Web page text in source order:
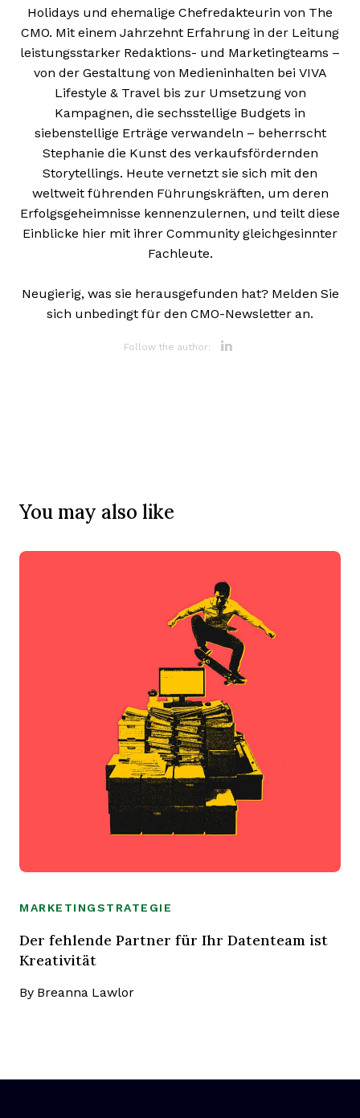
Holidays und ehemalige Chefredakteurin von The
CMO. Mit einem Jahrzehnt Erfahrung in der Leitung
leistungsstarker Redaktions- und Marketingteams –
von der Gestaltung von Medieninhalten bei VIVA
Lifestyle & Travel bis zur Umsetzung von
Kampagnen, die sechsstellige Budgets in
siebenstellige Erträge verwandeln – beherrscht
Stephanie die Kunst des verkaufsfördernden
Storytellings. Heute vernetzt sie sich mit den
weltweit führenden Führungskräften, um deren
Erfolgsgeheimnisse kennenzulernen, und teilt diese
Einblicke hier mit ihrer Community gleichgesinnter
Fachleute.
Neugierig, was sie herausgefunden hat? Melden Sie
sich unbedingt für den CMO-Newsletter an.
Follow the author:
You may also like
MARKETINGSTRATEGIE
Der fehlende Partner für Ihr Datenteam ist
Kreativität
By Breanna Lawlor